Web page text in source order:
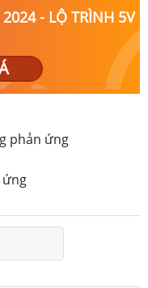
- LỘ TRÌNH 5V
phản ứng
ứng